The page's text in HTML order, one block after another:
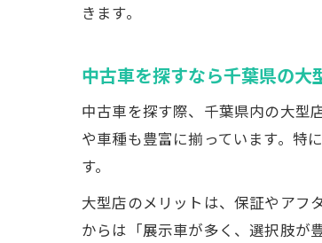
きます。
中古車を探すなら千葉県の大
中古車を探す際、千葉県内の大型
や車種も豊富に揃っています。特
す。
大型店のメリットは、保証やアフ
からは「展示車が多く、選択肢が